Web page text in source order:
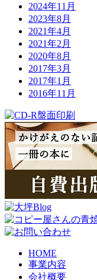
2024年11月
2023年8月
2021年4月
2021年2月
2020年8月
2017年3月
2017年1月
2016年11月
HOME
事業内容
会社概要